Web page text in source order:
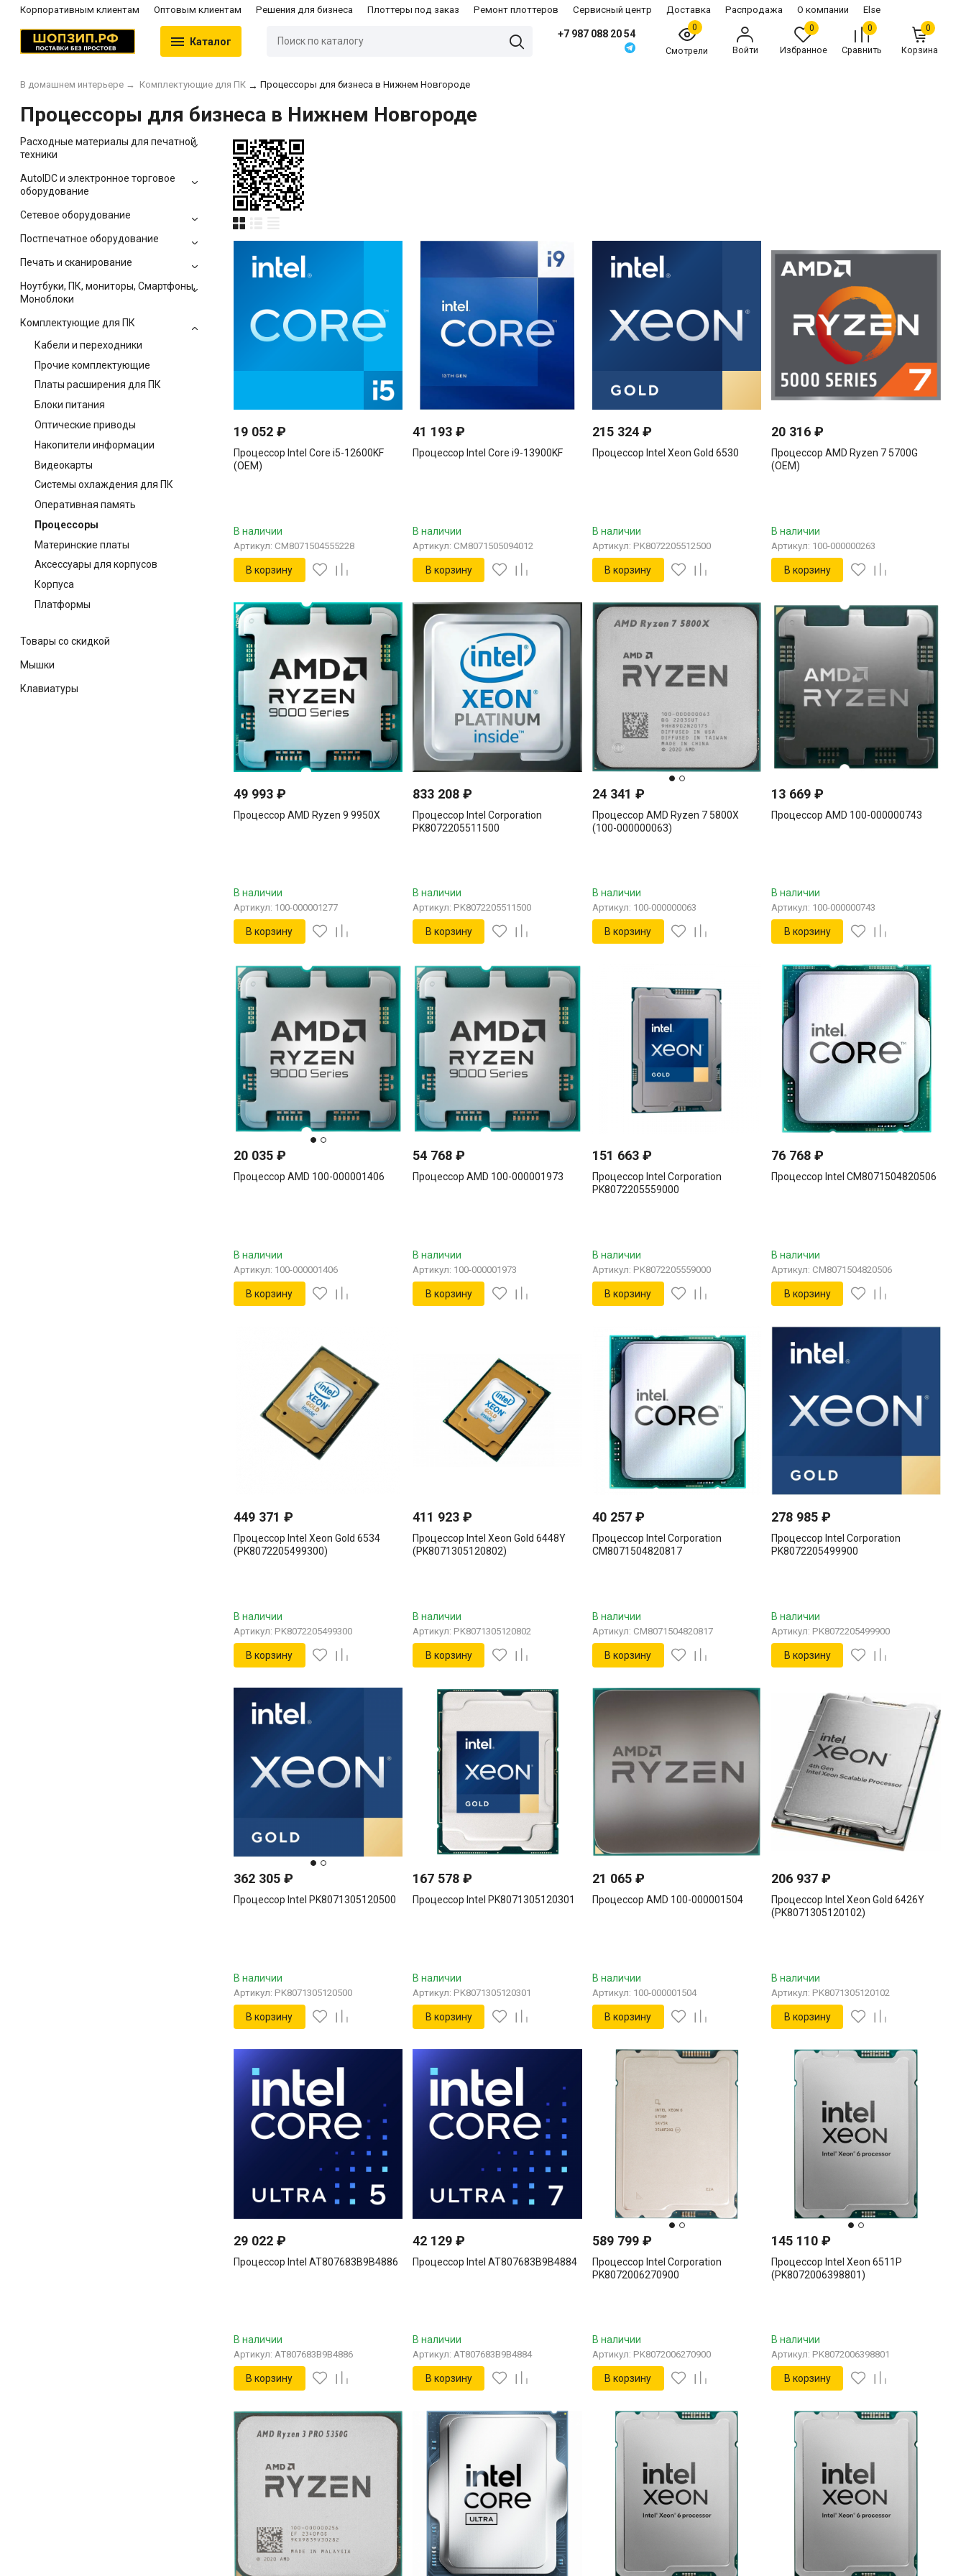
Корпоративным клиентам Оптовым клиентам Решения для бизнеса Плоттеры под заказ Ремонт плоттеров Сервисный центр Доставка Распродажа О компании Else
Каталог
+7 987 088 20 54
0
Смотрели Войти
0
Избранное
0
Сравнить
0
Корзина
В домашнем интерьере → Комплектующие для ПК → Процессоры для бизнеса в Нижнем Новгороде
Процессоры для бизнеса в Нижнем Новгороде
Расходные материалы для печатной
техники
AutoIDC и электронное торговое
оборудование
Сетевое оборудование
Постпечатное оборудование
Печать и сканирование
Ноутбуки, ПК, мониторы, Смартфоны,
Моноблоки
Комплектующие для ПК
Кабели и переходники
Прочие комплектующие
Платы расширения для ПК
Блоки питания
Оптические приводы
Накопители информации
Видеокарты
Системы охлаждения для ПК
Оперативная память
Процессоры
Материнские платы
Аксессуары для корпусов
Корпуса
Платформы
Товары со скидкой
Мышки
Клавиатуры
19 052 ₽
Процессор Intel Core i5-12600KF
(OEM)
В наличии
Артикул: CM8071504555228
В корзину
41 193₽
Процессор Intel Core i9-13900KF
В наличии
Артикул: CM8071505094012
В корзину
215 324 ₽
Процессор Intel Xeon Gold 6530
В наличии
Артикул: PK8072205512500
В корзину
20 316₽
Процессор AMD Ryzen 7 5700G
(OEM)
В наличии
Артикул: 100-000000263
В корзину
49 993 ₽
Процессор AMD Ryzen 9 9950X
В наличии
Артикул: 100-000001277
В корзину
833 208₽
Процессор Intel Corporation
PK8072205511500
В наличии
Артикул: PK8072205511500
В корзину
24 341 ₽
Процессор AMD Ryzen 7 5800X
(100-000000063)
В наличии
Артикул: 100-000000063
В корзину
13 669₽
Процессор AMD 100-000000743
В наличии
Артикул: 100-000000743
В корзину
20 035 ₽
Процессор AMD 100-000001406
В наличии
Артикул: 100-000001406
В корзину
54 768₽
Процессор AMD 100-000001973
В наличии
Артикул: 100-000001973
В корзину
151 663 ₽
Процессор Intel Corporation
PK8072205559000
В наличии
Артикул: PK8072205559000
В корзину
76 768₽
Процессор Intel CM8071504820506
В наличии
Артикул: CM8071504820506
В корзину
449 371 ₽
Процессор Intel Xeon Gold 6534
(PK8072205499300)
В наличии
Артикул: PK8072205499300
В корзину
411 923₽
Процессор Intel Xeon Gold 6448Y
(PK8071305120802)
В наличии
Артикул: PK8071305120802
В корзину
40 257 ₽
Процессор Intel Corporation
CM8071504820817
В наличии
Артикул: CM8071504820817
В корзину
278 985₽
Процессор Intel Corporation
PK8072205499900
В наличии
Артикул: PK8072205499900
В корзину
362 305 ₽
Процессор Intel PK8071305120500
В наличии
Артикул: PK8071305120500
В корзину
167 578₽
Процессор Intel PK8071305120301
В наличии
Артикул: PK8071305120301
В корзину
21 065 ₽
Процессор AMD 100-000001504
В наличии
Артикул: 100-000001504
В корзину
206 937₽
Процессор Intel Xeon Gold 6426Y
(PK8071305120102)
В наличии
Артикул: PK8071305120102
В корзину
29 022 ₽
Процессор Intel AT807683B9B4886
В наличии
Артикул: AT807683B9B4886
В корзину
42 129₽
Процессор Intel AT807683B9B4884
В наличии
Артикул: AT807683B9B4884
В корзину
589 799 ₽
Процессор Intel Corporation
PK8072006270900
В наличии
Артикул: PK8072006270900
В корзину
145 110₽
Процессор Intel Xeon 6511P
(PK8072006398801)
В наличии
Артикул: PK8072006398801
В корзину